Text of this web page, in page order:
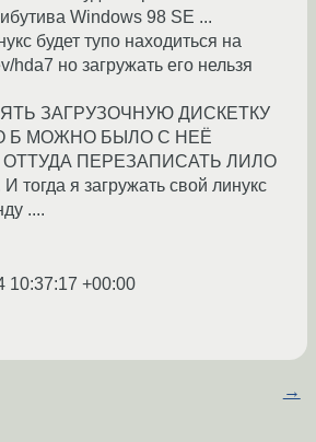
Windows 98 SE ...
будет тупо находиться на
hda7 но загружать его нельзя
ЗАГРУЗОЧНУЮ ДИСКЕТКУ
Б МОЖНО БЫЛО С НЕЁ
ПЕРЕЗАПИСАТЬ ЛИЛО
тогда я загружать свой линукс
....
10:37:17 +00:00
→